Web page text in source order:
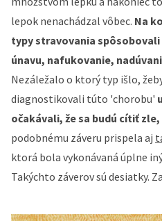
lepok nenachádzal vôbec. Na
typy stravovania spôsobovali
únavu, nafukovanie,
Nezáležalo o ktorý typ išlo,
diagnostikovali túto 'chorobu'
očakávali, že sa budú cítiť
podobnému záveru prispela aj
ktorá bola vykonávaná úplne
Takýchto záverov sú desiatky.